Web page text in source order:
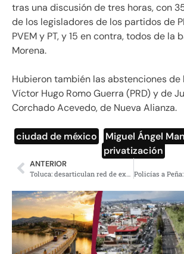
tras una discusión de tres horas, con
de los legisladores de los partidos de
PVEM y PT, y 15 en contra, todos de la
Morena.
Hubieron también las abstenciones
Víctor Hugo Romo Guerra (PRD) y de
Corchado Acevedo, de Nueva Alianza.
ciudad de méxico Miguel Ángel
privatización
ANTERIOR